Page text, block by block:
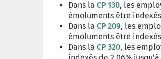
Dans la CP 130, les
émoluments être
Dans la CP 209, les
émoluments être
Dans la CP 320, les